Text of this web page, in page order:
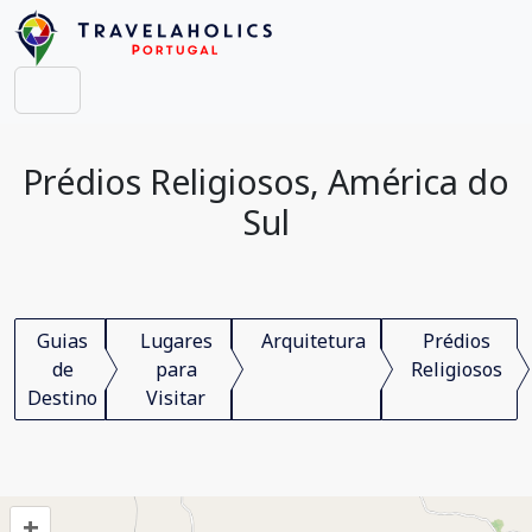
Prédios Religiosos, América do
Sul
Guias
de
Destino
Lugares
para
Visitar
Arquitetura
Prédios
Religiosos